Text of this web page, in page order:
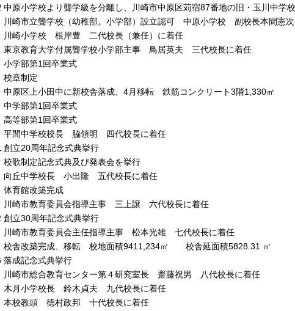
中原小学校より聾学級を分離し、川崎市中原区苅宿87番地の旧・玉川中学
川崎市立聾学校（幼稚部。小学部）設立認可 中原小学校 副校長本間憲
川崎小学校 根岸豊 二代校長（兼任）に着任
東京教育大学付属聾学校小学部主事 鳥居英夫 三代校長に着任
小学部第1回卒業式
校章制定
中原区上小田中に新校舎落成、4月移転 鉄筋コンクリート3階1,330㎡
中学部第1回卒業式
高等部第1回卒業式
平間中学校校長 脇領明 四代校長に着任
創立20周年記念式典挙行
校歌制定記念式典及び発表会を挙行
向丘中学校長 小出隆 五代校長に着任
体育館改築完成
川崎市教育委員会指導主事 三上譲 六代校長に着任
創立30周年記念式典挙行
川崎市教育委員会主任指導主事 松本光雄 七代校長に着任
校舎改築完成、移転 校地面積9411,234㎡ 校舎延面積5828.31 ㎡
落成記念式典挙行
川崎市総合教育センター第４研究室長 齋藤祝男 八代校長に着任
木月小学校長 鈴木貞夫 九代校長に着任
本校教頭 徳村政邦 十代校長に着任